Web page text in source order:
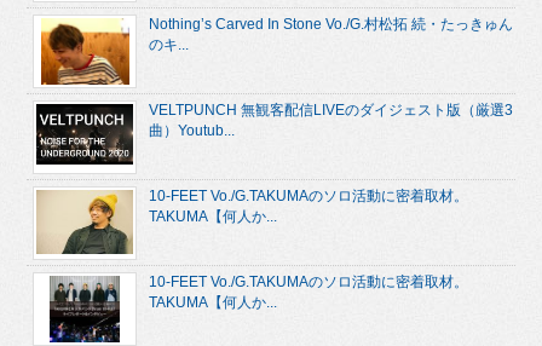
Nothing’s Carved In Stone Vo./G.村松拓 続・たっきゅん
のキ...
VELTPUNCH 無観客配信LIVEのダイジェスト版（厳選3
曲）Youtub...
10-FEET Vo./G.TAKUMAのソロ活動に密着取材。
TAKUMA【何人か...
10-FEET Vo./G.TAKUMAのソロ活動に密着取材。
TAKUMA【何人か...